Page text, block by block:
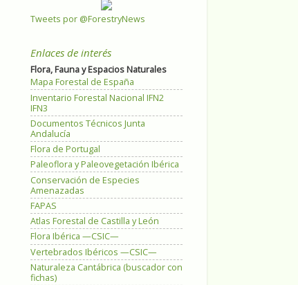
Tweets por @ForestryNews
Enlaces de interés
Flora, Fauna y Espacios Naturales
Mapa Forestal de España
Inventario Forestal Nacional IFN2
IFN3
Documentos Técnicos Junta
Andalucía
Flora de Portugal
Paleoflora y Paleovegetación Ibérica
Conservación de Especies
Amenazadas
FAPAS
Atlas Forestal de Castilla y León
Flora Ibérica —CSIC—
Vertebrados Ibéricos —CSIC—
Naturaleza Cantábrica (buscador con
fichas)